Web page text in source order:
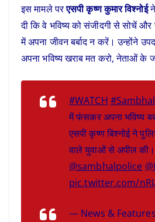
इस मामले परएसपी कृष्ण कुमार विश्नोईने
दी कि वे भविष्य को संजीदगी से सोचें
में अपना जीवन बर्बाद न करें। उन्होंने
अपना भविष्य खराब मत करो, नेताओं के
#WATCH #Sambhal
में फंसकर अपना भविष्य
एसपी कृष्ण बिश्नोई ने
वाले युवाओं से अपील की।
@sambhalpolice
pic.twitter.com/
— News &